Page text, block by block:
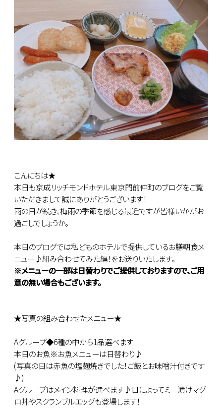
こんにちは★
本日も京成リッチモンドホテル東京門前仲町のブログをご覧
いただきまして誠にありがとうございます！
雨の日が続き、梅雨の季節を感じる最近ですが皆様いかがお
過ごしでしょうか。
本日のブログでは私どものホテルで提供しているお膳朝食メ
ニュー♪組み合わせてみた編！をお送りいたします。
※メニューの一部は日替わりでご提供しておりますので、ご用
意の無い場合もございます。
★写真の組み合わせたメニュー★
Aグループ◆6種の中から1品選べます
本日のお魚※お魚メニューは日替わり♪
(写真の日は赤魚の塩麹焼きでした！ご飯とお味噌汁付きです
♪)
Aグループはメイン料理が選べます♪日によってミニ漬けマグ
ロ丼やスクランブルエッグも登場します！